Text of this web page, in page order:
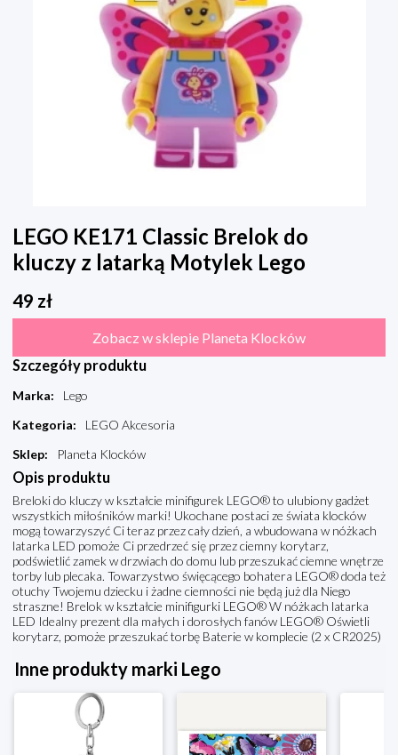
LEGO KE171 Classic Brelok do
kluczy z latarką Motylek Lego
49 zł
Zobacz w sklepie Planeta Klocków
Szczegóły produktu
Marka:
Lego
Kategoria:
LEGO Akcesoria
Sklep: Planeta Klocków
Opis produktu
Breloki do kluczy w kształcie minifigurek LEGO® to ulubiony gadżet
wszystkich miłośników marki! Ukochane postaci ze świata klocków
mogą towarzyszyć Ci teraz przez cały dzień, a wbudowana w nóżkach
latarka LED pomoże Ci przedrzeć się przez ciemny korytarz,
podświetlić zamek w drzwiach do domu lub przeszukać ciemne wnętrze
torby lub plecaka. Towarzystwo święcącego bohatera LEGO® doda też
otuchy Twojemu dziecku i żadne ciemności nie będą już dla Niego
straszne! Brelok w kształcie minifigurki LEGO® W nóżkach latarka
LED Idealny prezent dla małych i dorosłych fanów LEGO® Oświetli
korytarz, pomoże przeszukać torbę Baterie w komplecie (2 x CR2025)
Inne produkty marki Lego